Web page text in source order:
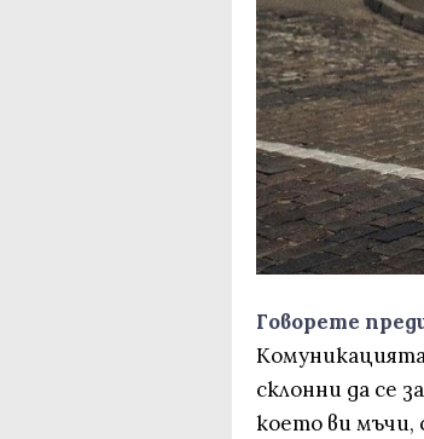
Говорете
Комуникацията
склонни да се
което ви мъчи,